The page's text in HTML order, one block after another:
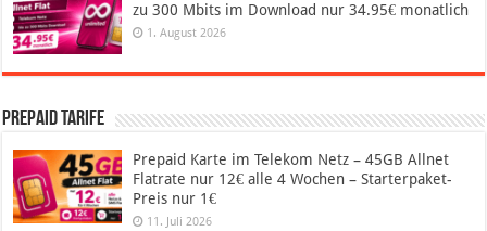
zu 300 Mbits im Download nur 34.95€ monatlich
1. August 2026
Prepaid Tarife
Prepaid Karte im Telekom Netz – 45GB Allnet
Flatrate nur 12€ alle 4 Wochen – Starterpaket-
Preis nur 1€
11. Juli 2026